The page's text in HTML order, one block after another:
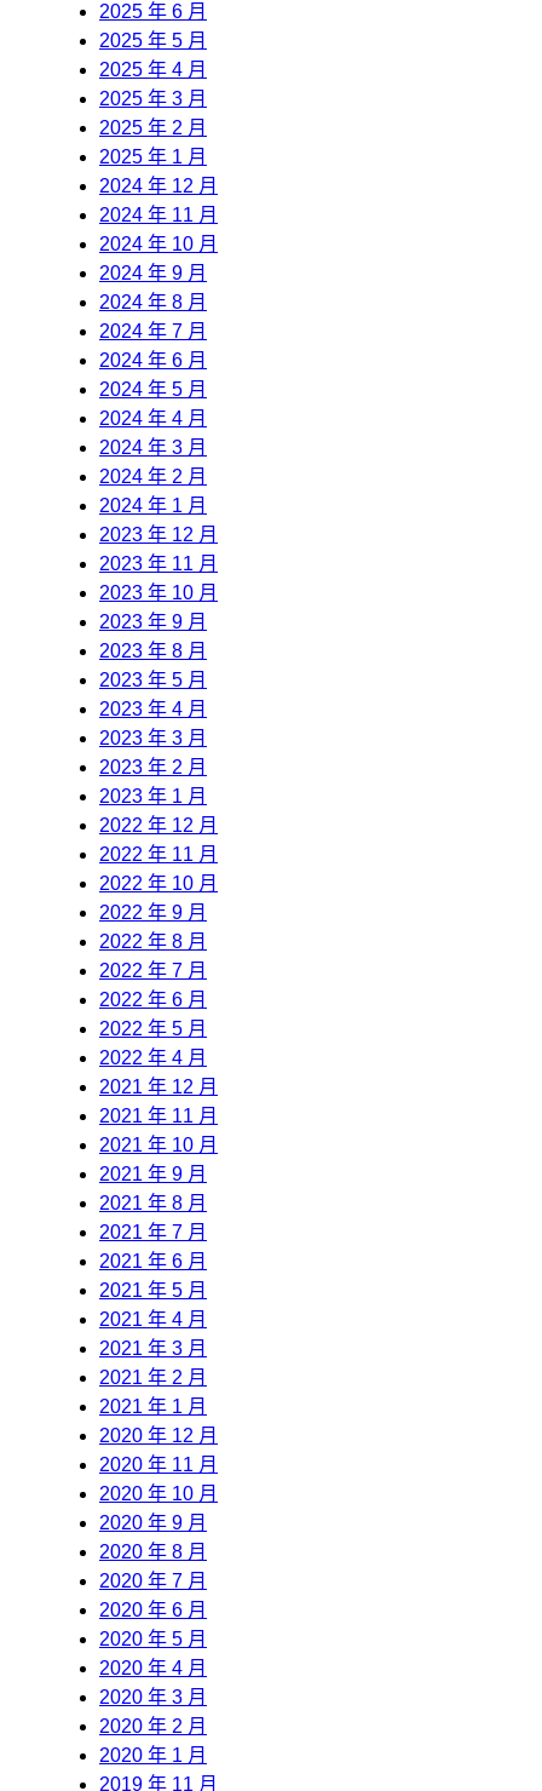
2025 年 6 月
2025 年 5 月
2025 年 4 月
2025 年 3 月
2025 年 2 月
2025 年 1 月
2024 年 12 月
2024 年 11 月
2024 年 10 月
2024 年 9 月
2024 年 8 月
2024 年 7 月
2024 年 6 月
2024 年 5 月
2024 年 4 月
2024 年 3 月
2024 年 2 月
2024 年 1 月
2023 年 12 月
2023 年 11 月
2023 年 10 月
2023 年 9 月
2023 年 8 月
2023 年 5 月
2023 年 4 月
2023 年 3 月
2023 年 2 月
2023 年 1 月
2022 年 12 月
2022 年 11 月
2022 年 10 月
2022 年 9 月
2022 年 8 月
2022 年 7 月
2022 年 6 月
2022 年 5 月
2022 年 4 月
2021 年 12 月
2021 年 11 月
2021 年 10 月
2021 年 9 月
2021 年 8 月
2021 年 7 月
2021 年 6 月
2021 年 5 月
2021 年 4 月
2021 年 3 月
2021 年 2 月
2021 年 1 月
2020 年 12 月
2020 年 11 月
2020 年 10 月
2020 年 9 月
2020 年 8 月
2020 年 7 月
2020 年 6 月
2020 年 5 月
2020 年 4 月
2020 年 3 月
2020 年 2 月
2020 年 1 月
2019 年 11 月